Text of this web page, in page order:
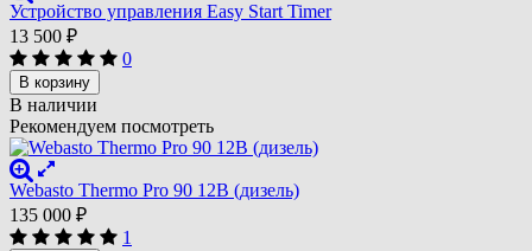
Устройство управления Easy Start Timer
13 500 ₽
0
В корзину
В наличии
Рекомендуем посмотреть
Webasto Thermo Pro 90 12В (дизель)
135 000 ₽
1